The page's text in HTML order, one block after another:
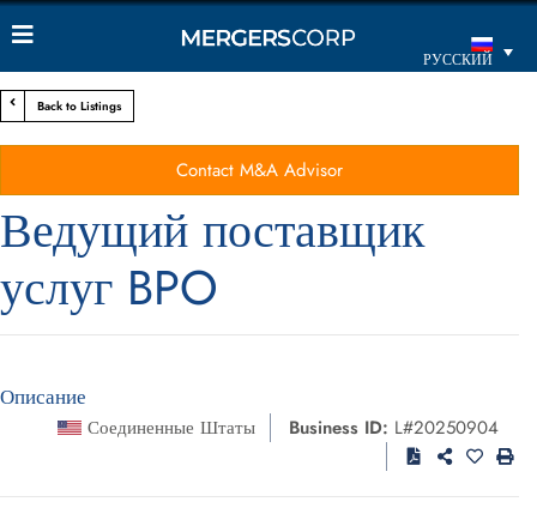
РУССКИЙ
Back to Listings
Contact M&A Advisor
Ведущий поставщик
услуг BPO
Описание
Соединенные Штаты Business ID: L#20250904